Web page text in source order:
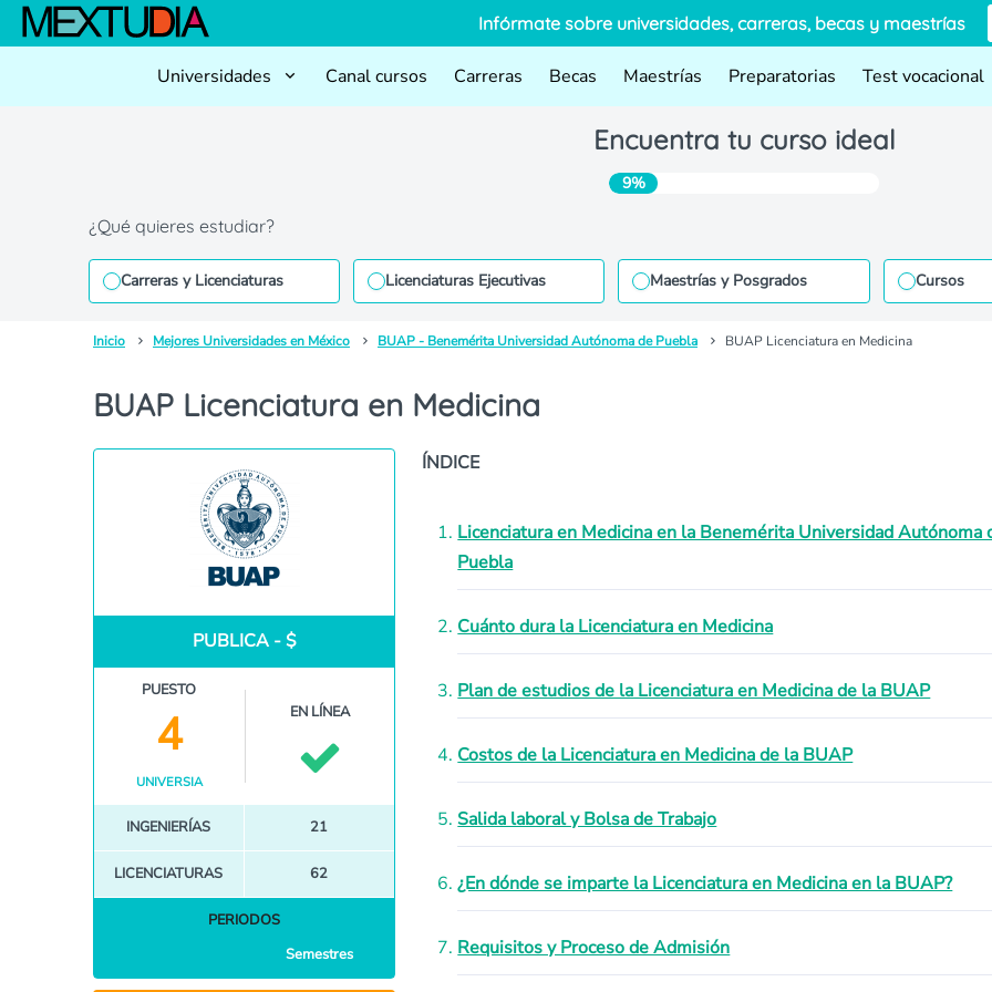
Infórmate sobre universidades, carreras, becas y maestrías
Universidades Canal cursos Carreras Becas Maestrías Preparatorias Test vocacional
Encuentra tu curso ideal
9%
¿Qué quieres estudiar?
Carreras y Licenciaturas Licenciaturas Ejecutivas Maestrías y Posgrados Cursos
Inicio Mejores Universidades en México BUAP - Benemérita Universidad Autónoma de Puebla BUAP Licenciatura en Medicina
BUAP Licenciatura en Medicina
PUBLICA - $
PUESTO
4
UNIVERSIA
EN LÍNEA
INGENIERÍAS 21
LICENCIATURAS 62
PERIODOS
Semestres
ÍNDICE
Licenciatura en Medicina en la Benemérita Universidad Autónoma
Puebla
Cuánto dura la Licenciatura en Medicina
Plan de estudios de la Licenciatura en Medicina de la BUAP
Costos de la Licenciatura en Medicina de la BUAP
Salida laboral y Bolsa de Trabajo
¿En dónde se imparte la Licenciatura en Medicina en la BUAP?
Requisitos y Proceso de Admisión